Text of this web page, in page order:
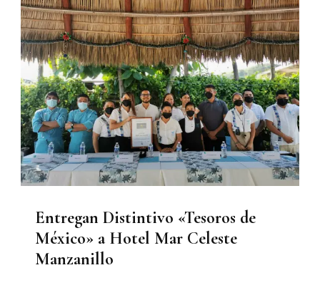
Entregan Distintivo «Tesoros de
México» a Hotel Mar Celeste
Manzanillo